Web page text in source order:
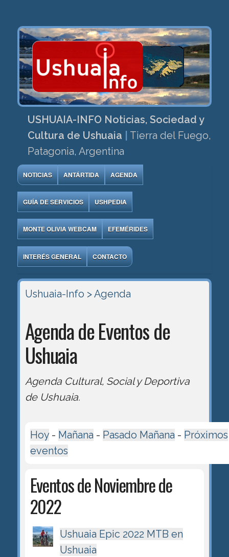
USHUAIA-INFO Noticias, Sociedad y
Cultura de Ushuaia
Tierra del Fuego,
Patagonia, Argentina
NOTICIAS ANTÁRTIDA AGENDA
GUÍA DE SERVICIOS USHPEDIA
MONTE OLIVIA WEBCAM EFEMÉRIDES
INTERÉS GENERAL CONTACTO
Ushuaia-Info > Agenda
Agenda de Eventos de
Ushuaia
Agenda Cultural, Social y Deportiva
de Ushuaia.
Hoy- Mañana - Pasado Mañana - Próximos
eventos
Eventos de Noviembre de
2022
Ushuaia Epic 2022 MTB en
Ushuaia